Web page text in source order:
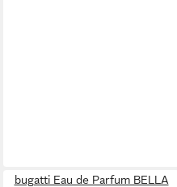
bugatti Eau de Parfum BELLA